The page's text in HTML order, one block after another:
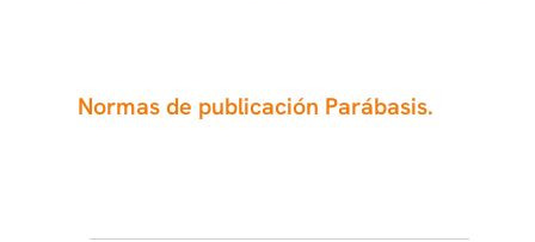
Normas de publicación Parábasis.